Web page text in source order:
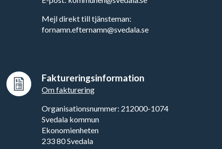
Mejl direkt till tjänsteman:
fornamn.efternamn@svedala.se
Faktureringsinformation
Om fakturering
Organisationsnummer: 212000-1074
Svedala kommun
Ekonomienheten
233 80 Svedala